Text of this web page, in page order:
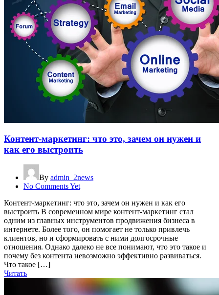
Контент-маркетинг: что это, зачем он нужен и
как его выстроить
By admin_2news
No Comments Yet
Контент-маркетинг: что это, зачем он нужен и как его
выстроить В современном мире контент-маркетинг стал
одним из главных инструментов продвижения бизнеса в
интернете. Более того, он помогает не только привлечь
клиентов, но и сформировать с ними долгосрочные
отношения. Однако далеко не все понимают, что это такое и
почему без контента невозможно эффективно развиваться.
Что такое […]
Читать